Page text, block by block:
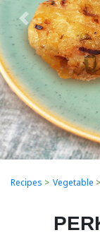
Previous
Recipes > Vegetable >